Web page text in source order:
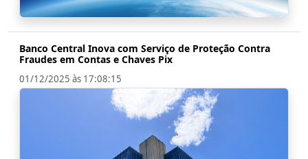
Banco Central Inova com Serviço de Proteção Contra
Fraudes em Contas e Chaves Pix
01/12/2025 às 17:08:15